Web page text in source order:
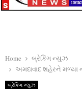
Home
બ્રેકિંગ ન્યુઝ
અમદાવાદ શહેરને મળ્યા
બ્રેકિંગ ન્યુઝ